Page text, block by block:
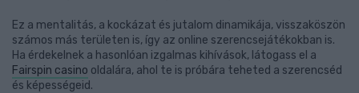
Ez a mentalitás, a kockázat és jutalom dinamikája, visszaköszön
számos más területen is, így az online szerencsejátékokban is.
Ha érdekelnek a hasonlóan izgalmas kihívások, látogass el a
Fairspin casino oldalára, ahol te is próbára teheted a szerencséd
és képességeid.